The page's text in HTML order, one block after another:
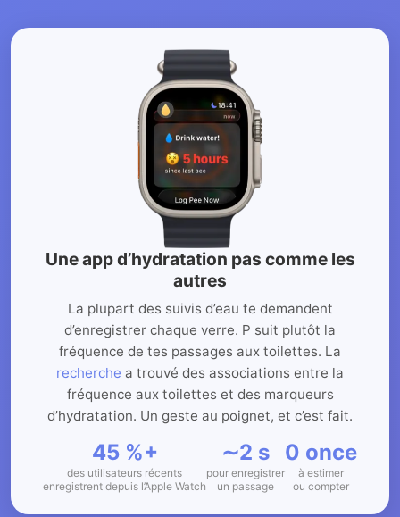
Une app d’hydratation pas comme les
autres
La plupart des suivis d’eau te demandent
d’enregistrer chaque verre. P suit plutôt la
fréquence de tes passages aux toilettes. La
recherche a trouvé des associations entre la
fréquence aux toilettes et des marqueurs
d’hydratation. Un geste au poignet, et c’est fait.
45 %+
des utilisateurs récents
enregistrent depuis l’Apple Watch
∼2 s
pour enregistrer
un passage
0 once
à estimer
ou compter